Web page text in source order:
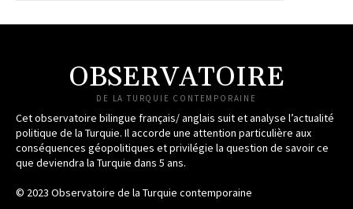
OBSERVATOIRE
DE LA TURQUIE CONTEMPORAINE
Cet observatoire bilingue français/ anglais suit et analyse l’actualité
politique de la Turquie. Il accorde une attention particulière aux
conséquences géopolitiques et privilégie la question de savoir ce
que deviendra la Turquie dans 5 ans.
© 2023 Observatoire de la Turquie contemporaine